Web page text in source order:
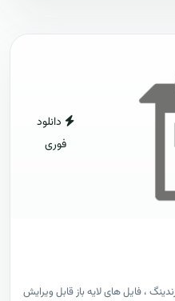
دانلود
فوری
، فایل های لایه باز قابل ویرایش